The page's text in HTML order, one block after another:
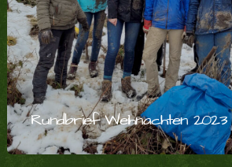
Rundbrief Weihnachten 2023